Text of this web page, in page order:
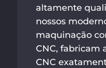
altamente
nossos
maquinação
CNC, fabricam
CNC